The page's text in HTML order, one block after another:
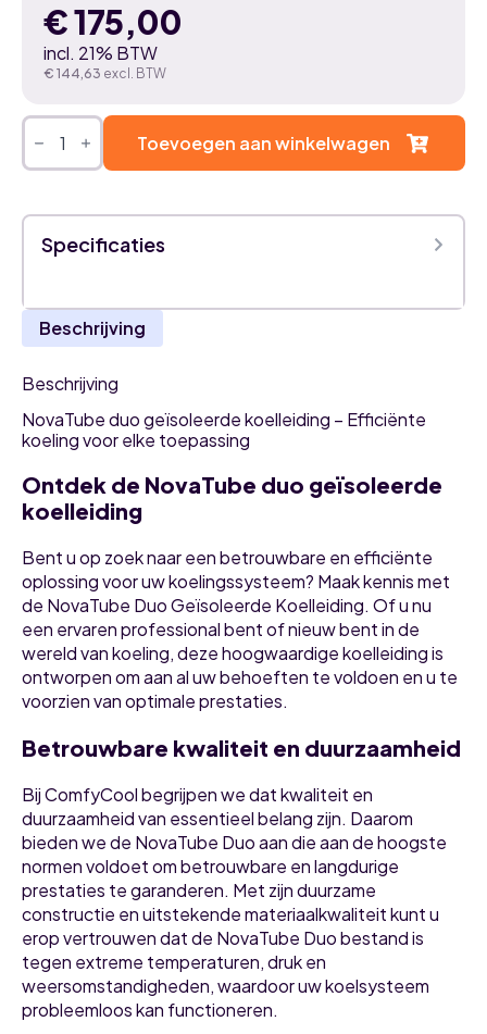
€175,00
incl. 21% BTW
€ 144,63 excl. BTW
Airco
Duo
Koelleiding
geïsoleerd
1/2
x
20
meter
Toevoegen aan winkelwagen
Specificaties
Beschrijving
Beschrijving
NovaTube duo geïsoleerde koelleiding – Efficiënte
koeling voor elke toepassing
Ontdek de NovaTube duo geïsoleerde
koelleiding
Bent u op zoek naar een betrouwbare en efficiënte
oplossing voor uw koelingssysteem? Maak kennis met
de NovaTube Duo Geïsoleerde Koelleiding. Of u nu
een ervaren professional bent of nieuw bent in de
wereld van koeling, deze hoogwaardige koelleiding is
ontworpen om aan al uw behoeften te voldoen en u te
voorzien van optimale prestaties.
Betrouwbare kwaliteit en duurzaamheid
Bij ComfyCool begrijpen we dat kwaliteit en
duurzaamheid van essentieel belang zijn. Daarom
bieden we de NovaTube Duo aan die aan de hoogste
normen voldoet om betrouwbare en langdurige
prestaties te garanderen. Met zijn duurzame
constructie en uitstekende materiaalkwaliteit kunt u
erop vertrouwen dat de NovaTube Duo bestand is
tegen extreme temperaturen, druk en
weersomstandigheden, waardoor uw koelsysteem
probleemloos kan functioneren.